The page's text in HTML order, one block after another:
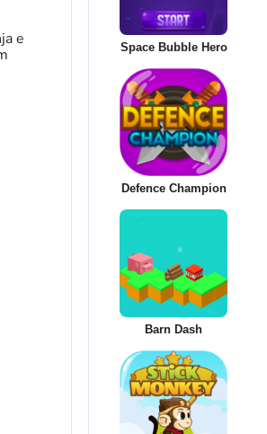
Space Bubble Hero
Defence Champion
Barn Dash